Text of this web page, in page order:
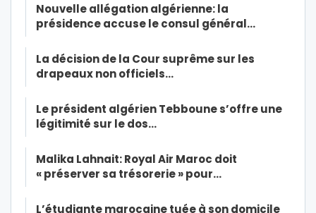
Nouvelle allégation algérienne: la
présidence accuse le consul général…
La décision de la Cour suprême sur les
drapeaux non officiels…
Le président algérien Tebboune s’offre une
légitimité sur le dos…
Malika Lahnait: Royal Air Maroc doit
« préserver sa trésorerie » pour…
L’étudiante marocaine tuée à son domicile